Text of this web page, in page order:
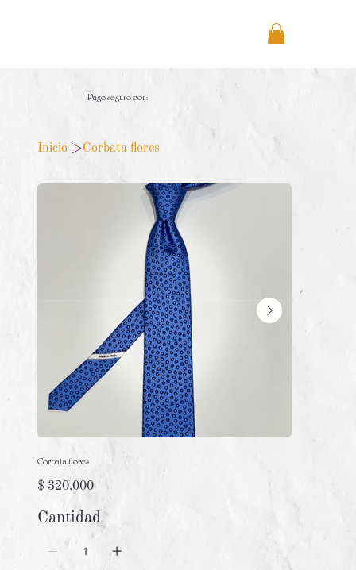
Inicio >Corbata flores
Corbata flores
Precio
$ 320.000
Cantidad
Pago seguro con: